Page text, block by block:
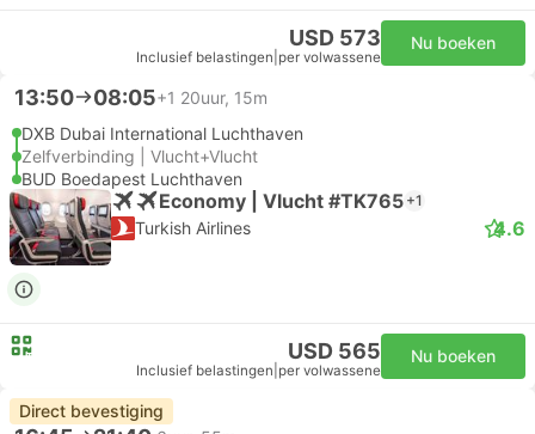
USD 573
Inclusief belastingen per volwassene
Nu boeken
13:50 08:05+1 20uur, 15m
DXB Dubai International Luchthaven
Zelfverbinding | Vlucht+Vlucht
BUD Boedapest Luchthaven
Economy | Vlucht #TK765 +1
Turkish Airlines 4.6
USD 565
Inclusief belastingen per volwassene
Nu boeken
Direct bevestiging